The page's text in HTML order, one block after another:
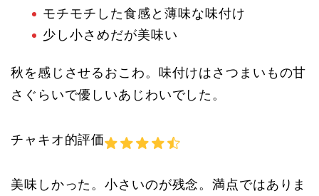
モチモチした食感と薄味な味付け
少し小さめだが美味い
秋を感じさせるおこわ。味付けはさつまいもの甘
さぐらいで優しいあじわいでした。
チャキオ的評価
美味しかった。小さいのが残念。満点ではありま